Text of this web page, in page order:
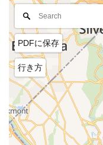
PDFに保存
行き方